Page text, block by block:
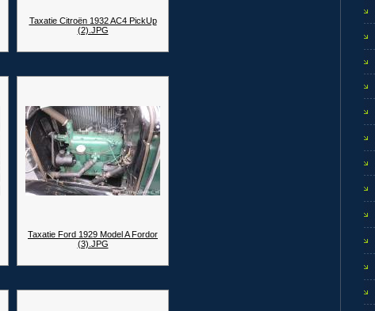
Taxatie Citroën 1932 AC4 PickUp
(2).JPG
Taxatie Ford 1929 Model A Fordor
(3).JPG